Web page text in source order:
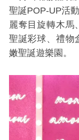
聖誕POP-UP活
麗奪目旋轉木馬
聖誕彩球、禮物
嫩聖誕遊樂園。